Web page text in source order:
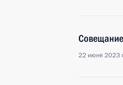
22 июня 2023